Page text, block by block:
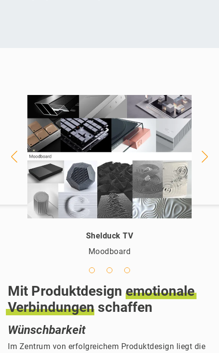
Mit Produktdesign emotionale
Verbindungen schaffen
Wünschbarkeit
Im Zentrum von erfolgreichem Produktdesign liegt die
Shelduck TV
Moodboard